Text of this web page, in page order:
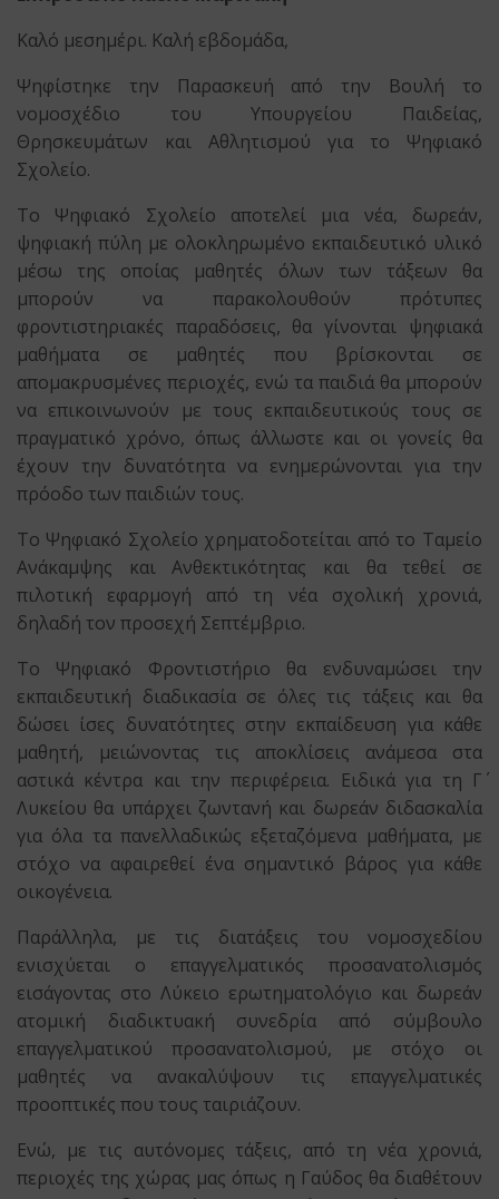
Καλό μεσημέρι. Καλή εβδομάδα,
Ψηφίστηκε την Παρασκευή από την Βουλή το
νομοσχέδιο του Υπουργείου Παιδείας,
Θρησκευμάτων και Αθλητισμού για το Ψηφιακό
Σχολείο.
Το Ψηφιακό Σχολείο αποτελεί μια νέα, δωρεάν,
ψηφιακή πύλη με ολοκληρωμένο εκπαιδευτικό υλικό
μέσω της οποίας μαθητές όλων των τάξεων θα
μπορούν να παρακολουθούν πρότυπες
φροντιστηριακές παραδόσεις, θα γίνονται ψηφιακά
μαθήματα σε μαθητές που βρίσκονται σε
απομακρυσμένες περιοχές, ενώ τα παιδιά θα μπορούν
να επικοινωνούν με τους εκπαιδευτικούς τους σε
πραγματικό χρόνο, όπως άλλωστε και οι γονείς θα
έχουν την δυνατότητα να ενημερώνονται για την
πρόοδο των παιδιών τους.
Το Ψηφιακό Σχολείο χρηματοδοτείται από το Ταμείο
Ανάκαμψης και Ανθεκτικότητας και θα τεθεί σε
πιλοτική εφαρμογή από τη νέα σχολική χρονιά,
δηλαδή τον προσεχή Σεπτέμβριο.
Το Ψηφιακό Φροντιστήριο θα ενδυναμώσει την
εκπαιδευτική διαδικασία σε όλες τις τάξεις και θα
δώσει ίσες δυνατότητες στην εκπαίδευση για κάθε
μαθητή, μειώνοντας τις αποκλίσεις ανάμεσα στα
αστικά κέντρα και την περιφέρεια. Ειδικά για τη Γ΄
Λυκείου θα υπάρχει ζωντανή και δωρεάν διδασκαλία
για όλα τα πανελλαδικώς εξεταζόμενα μαθήματα, με
στόχο να αφαιρεθεί ένα σημαντικό βάρος για κάθε
οικογένεια.
Παράλληλα, με τις διατάξεις του νομοσχεδίου
ενισχύεται ο επαγγελματικός προσανατολισμός
εισάγοντας στο Λύκειο ερωτηματολόγιο και δωρεάν
ατομική διαδικτυακή συνεδρία από σύμβουλο
επαγγελματικού προσανατολισμού, με στόχο οι
μαθητές να ανακαλύψουν τις επαγγελματικές
προοπτικές που τους ταιριάζουν.
Ενώ, με τις αυτόνομες τάξεις, από τη νέα χρονιά,
περιοχές της χώρας μας όπως η Γαύδος θα διαθέτουν